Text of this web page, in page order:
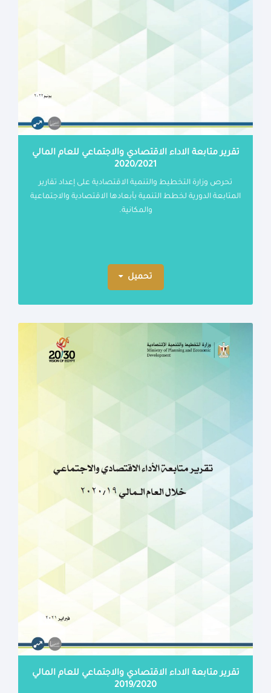
تقرير متابعة الاداء الاقتصادي والاجتماعي للعام المالي
2020/2021
تحرص وزارة التخطيط والتنمية الاقتصادية على إعداد تقارير
المتابعة الدورية لخطط التنمية بأبعادها الاقتصادية والاجتماعية
والمكانية.
تحميل
تقرير متابعة الاداء الاقتصادي والاجتماعي للعام المالي
2019/2020